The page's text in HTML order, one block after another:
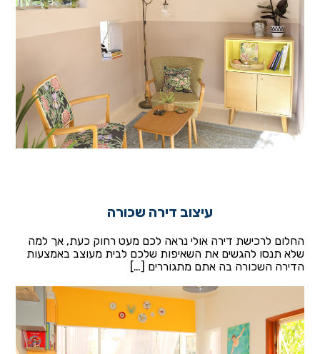
עיצוב דירה שכורה
החלום לרכישת דירה אולי נראה לכם מעט רחוק כעת, אך למה
שלא תנסו להגשים את השאיפות שלכם לבית מעוצב באמצעות
הדירה השכורה בה אתם מתגוררים […]